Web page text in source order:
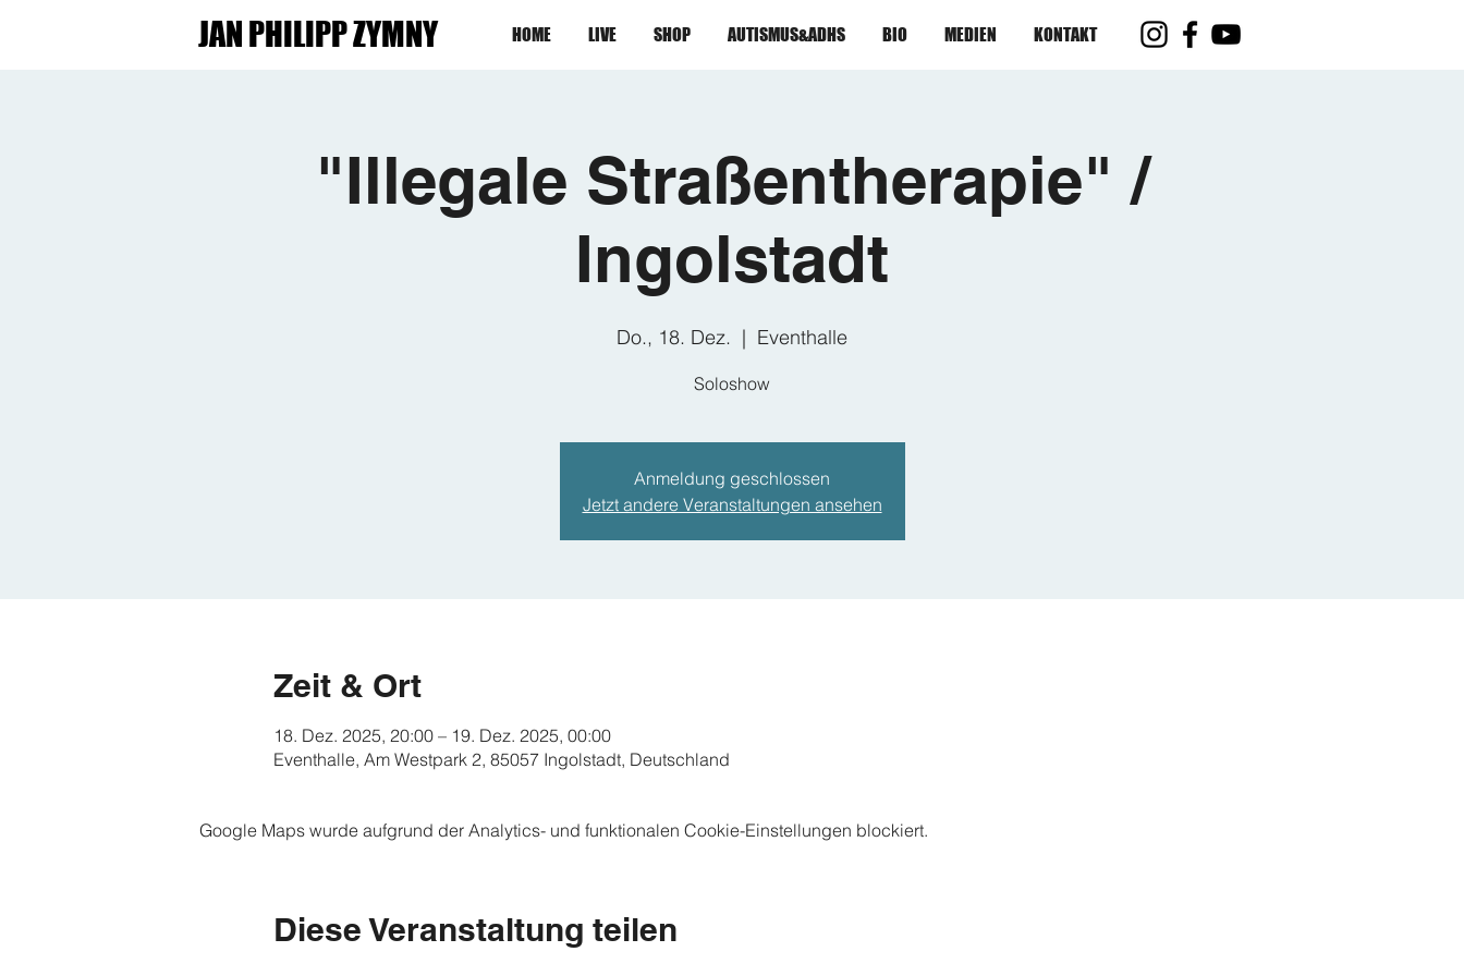
JAN PHILIPP ZYMNY HOME LIVE SHOP AUTISMUS&ADHS BIO MEDIEN KONTAKT
"Illegale Straßentherapie" /
Ingolstadt
Do., 18. Dez.
  |
Eventhalle
Soloshow
Anmeldung geschlossen
Jetzt andere Veranstaltungen ansehen
Zeit & Ort
18. Dez. 2025, 20:00 – 19. Dez. 2025, 00:00
Eventhalle, Am Westpark 2, 85057 Ingolstadt, Deutschland
Google Maps wurde aufgrund der Analytics- und funktionalen Cookie-Einstellungen blockiert.
Diese Veranstaltung teilen